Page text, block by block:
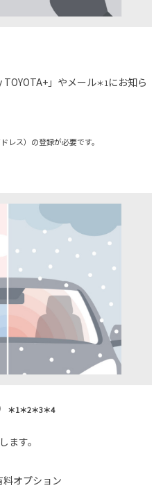
」やメール＊1にお知ら
レス）の登録が必要です。
＊1＊2＊3＊4
ます。
オプション